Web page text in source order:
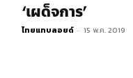
‘เผด็จการ’
ไทยแทบลอยด์ - 15 พ.ค. 2019